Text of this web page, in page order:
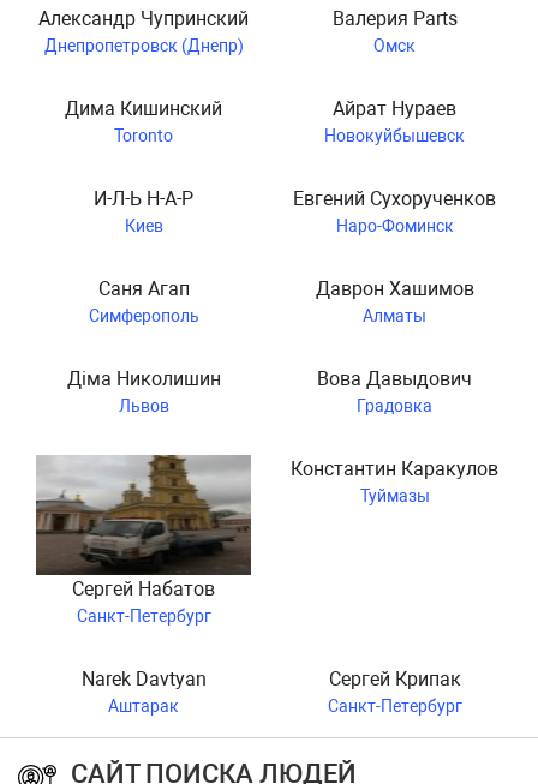
Александр Чупринский
Днепропетровск (Днепр)
Валерия Parts
Омск
Дима Кишинский
Toronto
Айрат Нураев
Новокуйбышевск
И-Л-Ь Н-А-Р
Киев
Евгений Сухорученков
Наро-Фоминск
Саня Агап
Симферополь
Даврон Хашимов
Алматы
Діма Николишин
Львов
Вова Давыдович
Градовка
Сергей Набатов
Санкт-Петербург
Константин Каракулов
Туймазы
Narek Davtyan
Аштарак
Сергей Крипак
Санкт-Петербург
САЙТ ПОИСКА ЛЮДЕЙ